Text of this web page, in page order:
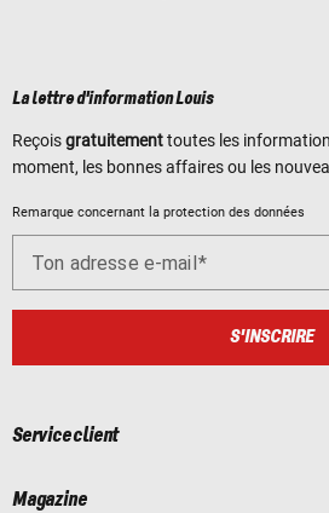
La lettre d'information Louis
Reçoisgratuitementtoutes les
moment, les bonnes affaires ou les
Remarque concernant la protection des données
Ton adresse e-mail
S'INSCRIRE
Service client
Magazine